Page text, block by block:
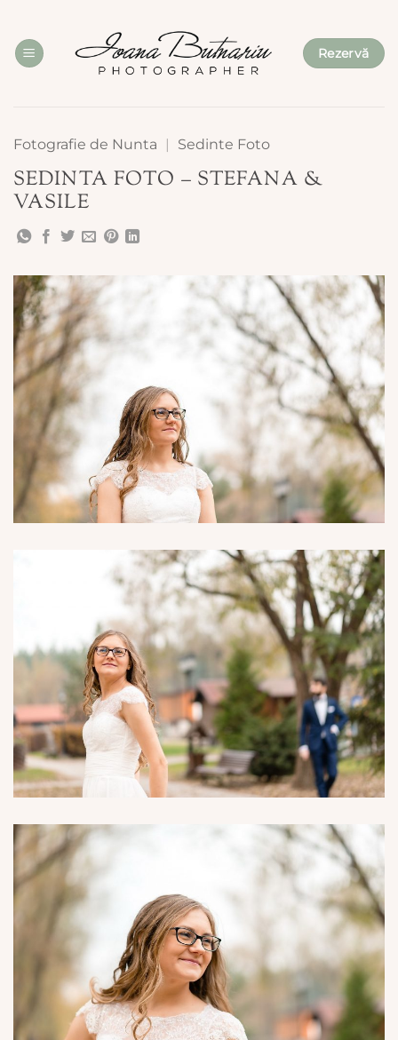
content
Rezervă
Fotografie de Nunta | Sedinte Foto
SEDINTA FOTO – STEFANA &
VASILE